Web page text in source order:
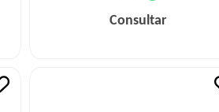
Consultar